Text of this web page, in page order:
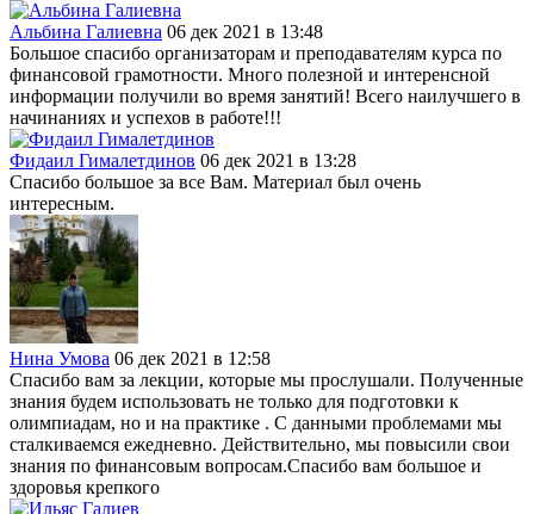
Альбина Галиевна 06 дек 2021 в 13:48
Большое спасибо организаторам и преподавателям курса по
финансовой грамотности. Много полезной и интеренсной
информации получили во время занятий! Всего наилучшего в
начинаниях и успехов в работе!!!
Фидаил Гималетдинов 06 дек 2021 в 13:28
Спасибо большое за все Вам. Материал был очень
интересным.
Нина Умова 06 дек 2021 в 12:58
Спасибо вам за лекции, которые мы прослушали. Полученные
знания будем использовать не только для подготовки к
олимпиадам, но и на практике . С данными проблемами мы
сталкиваемся ежедневно. Действительно, мы повысили свои
знания по финансовым вопросам.Спасибо вам большое и
здоровья крепкого